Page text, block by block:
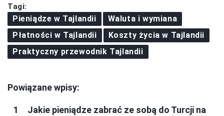
Tagi:
Pieniądze w Tajlandii
Waluta i wymiana
Płatności w Tajlandii
Koszty życia w Tajlandii
Praktyczny przewodnik Tajlandii
Powiązane wpisy:
Jakie pieniądze zabrać ze sobą do Turcji na